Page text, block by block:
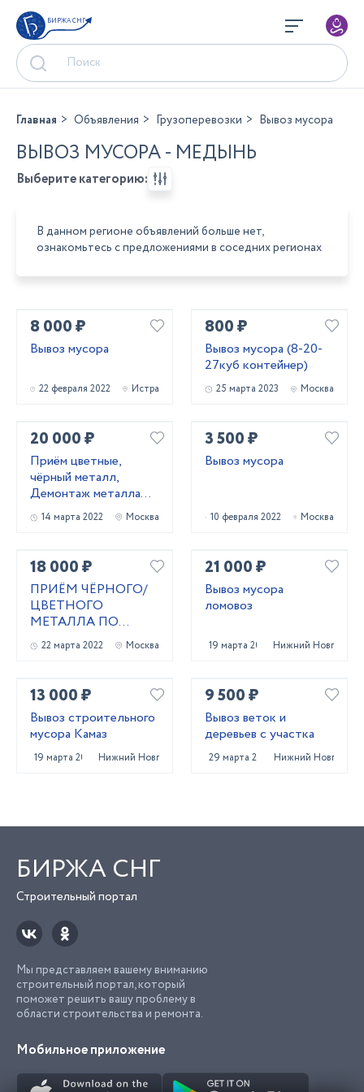
БИРЖА СНГ
Главная Объявления Грузоперевозки Вывоз мусора
ВЫВОЗ МУСОРА - МЕДЫНЬ
Выберите категорию:
В данном регионе объявлений больше нет,
ознакомьтесь с предложениями в соседних регионах
8 000 ₽
Вывоз мусора
22 февраля 2022 Истра
800 ₽
Вывоз мусора (8-20-
27куб контейнер)
25 марта 2023 Москва
20 000 ₽
Приём цветные,
чёрный металл,
Демонтаж металла
конструкции
14 марта 2022 Москва
3 500 ₽
Вывоз мусора
10 февраля 2022 Москва
18 000 ₽
ПРИЁМ ЧЁРНОГО/
ЦВЕТНОГО
МЕТАЛЛА ПО
ВЫСОКОЙ ЦЕНЕ
22 марта 2022 Москва
21 000 ₽
Вывоз мусора
ломовоз
19 марта 2025 Нижний Новгород
13 000 ₽
Вывоз строительного
мусора Камаз
19 марта 2025 Нижний Новгород
9 500 ₽
Вывоз веток и
деревьев с участка
29 марта 2025 Нижний Новгород
БИРЖА СНГ
Строительный портал
Мы представляем вашему вниманию
строительный портал, который
поможет решить вашу проблему в
области строительства и ремонта.
Мобильное приложение